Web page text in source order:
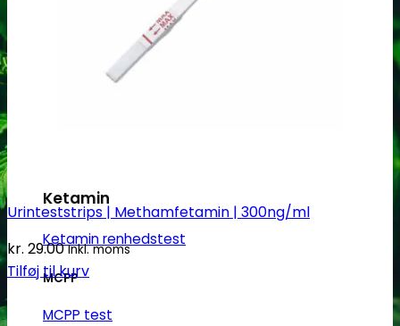
Benzoer renhedstest
Ketamin
Ketamin renhedstest
MCPP
MCPP test
Urinteststrips | Methamfetamin | 300ng/ml
kr. 29.00 Inkl. moms
Tilføj til kurv